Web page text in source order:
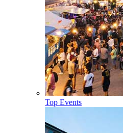
Top Events